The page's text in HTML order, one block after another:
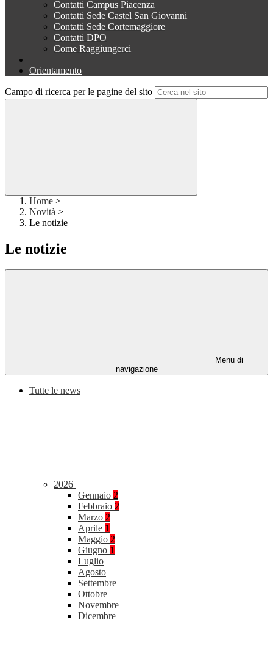
Contatti Campus Piacenza
Contatti Sede Castel San Giovanni
Contatti Sede Cortemaggiore
Contatti DPO
Come Raggiungerci
Orientamento
Campo di ricerca per le pagine del sito
Home >
Novità >
Le notizie
Le notizie
Menu di
navigazione
Tutte le news
2026
Gennaio 2
Febbraio 2
Marzo 2
Aprile 1
Maggio 2
Giugno 1
Luglio
Agosto
Settembre
Ottobre
Novembre
Dicembre